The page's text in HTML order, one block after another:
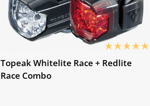
Topeak Whitelite Race + Redlite
Race Combo